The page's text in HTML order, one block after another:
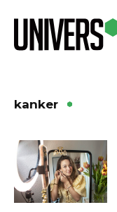
kanker